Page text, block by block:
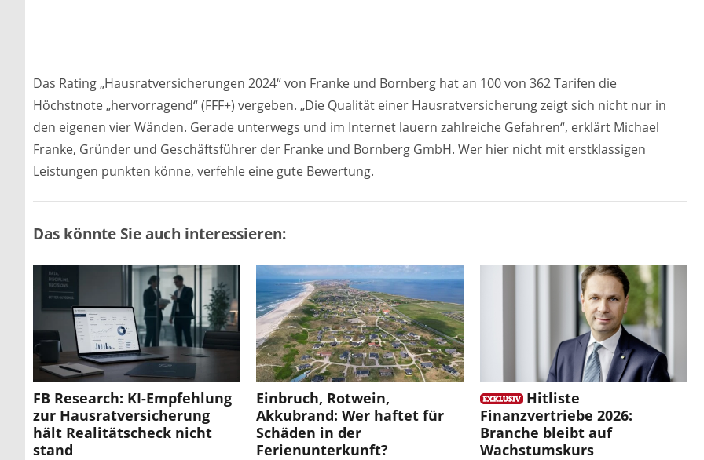
Das Rating „Hausratversicherungen 2024“ von Franke und Bornberg hat an 100 von 362 Tarifen die
Höchstnote „hervorragend“ (FFF+) vergeben. „Die Qualität einer Hausratversicherung zeigt sich nicht nur in
den eigenen vier Wänden. Gerade unterwegs und im Internet lauern zahlreiche Gefahren“, erklärt Michael
Franke, Gründer und Geschäftsführer der Franke und Bornberg GmbH. Wer hier nicht mit erstklassigen
Leistungen punkten könne, verfehle eine gute Bewertung.
Das könnte Sie auch interessieren:
FB Research: KI-Empfehlung
zur Hausratversicherung
hält Realitätscheck nicht
stand
Einbruch, Rotwein,
Akkubrand: Wer haftet für
Schäden in der
Ferienunterkunft?
Hitliste
Finanzvertriebe 2026:
Branche bleibt auf
Wachstumskurs